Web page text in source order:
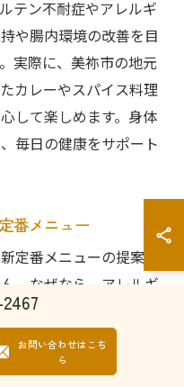
テン不耐症やアレルギ
や腸内環境の改善を目
実際に、美祢市の地元
カレーやスパイス料理
して楽しめます。身体
毎日の健康をサポート
番メニュー
定番メニューの提案
。なぜなら、アレルギ
心できる食材選びが重
は、バスマティライス
ースパイスカレーや、
お問い合わせはこち
ら